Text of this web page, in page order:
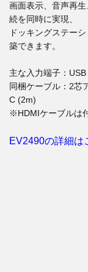
画面表示、音声再
続を同時に実現、
ドッキングステー
築できます。
主な入力端子：
同梱ケーブル：2芯
C (2m)
※HDMIケーブルは
EV2490の詳細は